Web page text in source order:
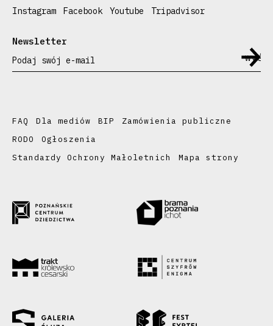
Instagram Facebook Youtube Tripadvisor
Newsletter
Podaj swój e-mail
FAQ Dla mediów BIP
Zamówienia publiczne
RODO
Ogłoszenia
Standardy Ochrony Małoletnich
Mapa strony